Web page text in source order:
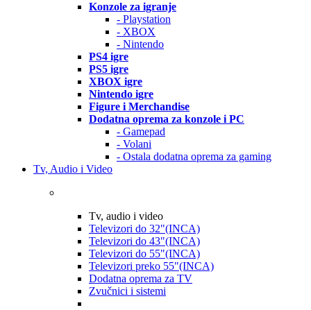
Konzole za igranje
- Playstation
- XBOX
- Nintendo
PS4 igre
PS5 igre
XBOX igre
Nintendo igre
Figure i Merchandise
Dodatna oprema za konzole i PC
- Gamepad
- Volani
- Ostala dodatna oprema za gaming
Tv, Audio i Video
Tv, audio i video
Televizori do 32"(INCA)
Televizori do 43"(INCA)
Televizori do 55"(INCA)
Televizori preko 55"(INCA)
Dodatna oprema za TV
Zvučnici i sistemi